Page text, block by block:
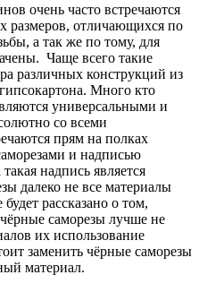
очень часто встречаются
размеров, отличающихся по
а так же по тому, для
Чаще всего такие
различных конструкций из
Много кто
универсальными и
со всеми
прям на полках
и надписью
надпись является
далеко не все материалы
рассказано о том,
саморезы лучше не
их использование
заменить чёрные саморезы
материал.